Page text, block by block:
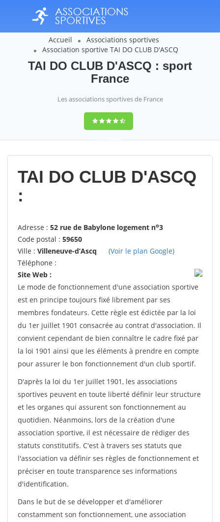
Accueil
Associations sportives
Association sportive TAI DO CLUB D'ASCQ
TAI DO CLUB D'ASCQ : sport
France
Les associations sportives de France
9,4(100%)
14358votes
TAI DO CLUB D'ASCQ
:
Adresse : 52 rue de Babylone logement no3
Code postal : 59650
Ville : Villeneuve-d’Ascq
(Voir le plan Google)
Téléphone :
Site Web :
Le mode de fonctionnement d'une association sportive
est en principe toujours fixé librement par ses
membres fondateurs. Cette règle est édictée par la loi
du 1er juillet 1901 consacrée au contrat d'association. Il
convient cependant de bien connaître le cadre fixé par
la loi 1901 ainsi que les éléments à prendre en compte
pour assurer le bon fonctionnement d'un club sportif.
D'après la loi du 1er juillet 1901, les associations
sportives peuvent en toute liberté définir leur structure
et les organes qui assurent son fonctionnement au
quotidien. Néanmoins, lors de la création d'une
association sportive, il est nécessaire de rédiger des
statuts constitutifs. C'est à travers ses statuts que
l'association va définir ses règles de fonctionnement et
préciser en toute transparence ses informations
d'identification.
Dans le but de se développer et d'améliorer
constamment son fonctionnement, une association